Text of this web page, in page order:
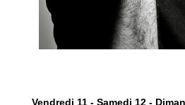
Vendredi 11 - Samedi 12 -